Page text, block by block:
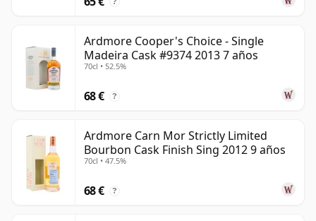
maduración en barricas de bourbon y un período de
principales más recientes, incluyendo Ardmore Legacy,
han continuado presentando la destilería con un estilo
accesible y cercano, mientras que los lanzamientos
oficiales más antiguos y un buen número de
destilado de Ardmore puede desarrollar considerable
profundidad y complejidad con la edad.
Ardmore Cooper's Choice - Single
Madeira Cask #9374 2013 7 años
70cl • 52.5%
68 € ?
Ardmore Carn Mor Strictly Limited
Bourbon Cask Finish Sing 2012 9 años
70cl • 47.5%
68 € ?